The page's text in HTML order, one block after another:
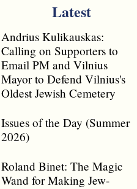
Latest
Andrius Kulikauskas:
Calling on Supporters to
Email PM and Vilnius
Mayor to Defend Vilnius's
Oldest Jewish Cemetery
Issues of the Day (Summer
2026)
Roland Binet: The Magic
Wand for Making Jew-